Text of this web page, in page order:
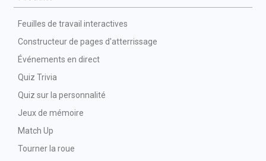
Feuilles de travail interactives
Constructeur de pages d'atterrissage
Événements en direct
Quiz Trivia
Quiz sur la personnalité
Jeux de mémoire
Match Up
Tourner la roue